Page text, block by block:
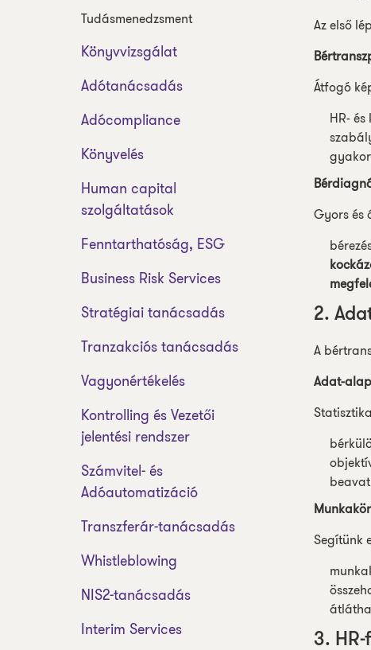
Tudásmenedzsment
Könyvvizsgálat
Adótanácsadás
Adócompliance
Könyvelés
Human capital
szolgáltatások
Fenntarthatóság, ESG
Business Risk Services
Stratégiai tanácsadás
Tranzakciós tanácsadás
Vagyonértékelés
Kontrolling és Vezetői
jelentési rendszer
Számvitel- és
Adóautomatizáció
Transzferár-tanácsadás
Whistleblowing
NIS2-tanácsadás
Interim Services
Az első
Átfogó
HR-
Gyors és
2.
A
Adat-
Segítünk
3.